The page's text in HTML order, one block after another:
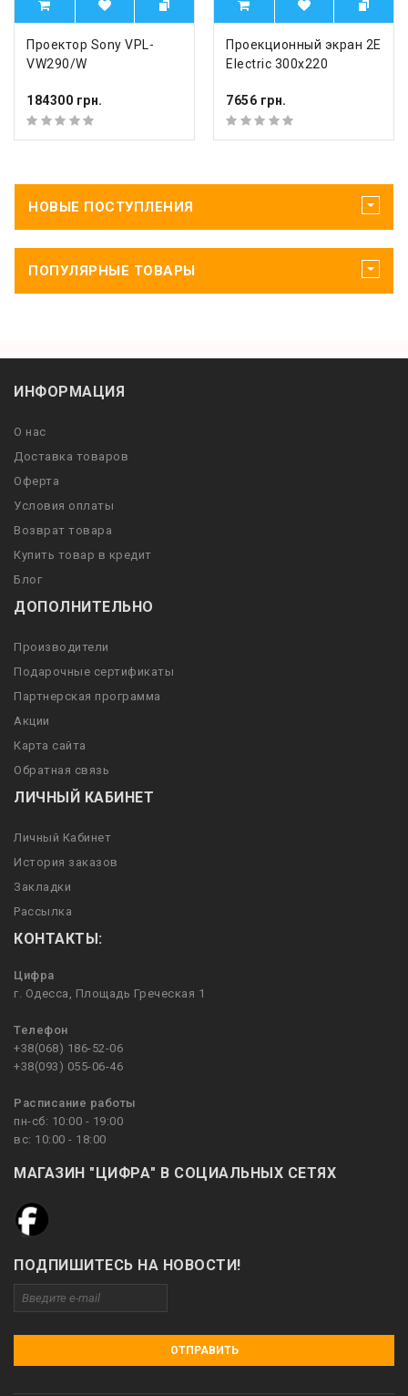
Проектор Sony VPL-
VW290/W
184300 грн.
Проекционный экран 2E
Electric 300x220
7656 грн.
НОВЫЕ ПОСТУПЛЕНИЯ
ПОПУЛЯРНЫЕ ТОВАРЫ
ИНФОРМАЦИЯ
О нас
Доставка товаров
Оферта
Условия оплаты
Возврат товара
Купить товар в кредит
Блог
ДОПОЛНИТЕЛЬНО
Производители
Подарочные сертификаты
Партнерская программа
Акции
Карта сайта
Обратная связь
ЛИЧНЫЙ КАБИНЕТ
Личный Кабинет
История заказов
Закладки
Рассылка
КОНТАКТЫ:
Цифра
г. Одесса, Площадь Греческая 1
Телефон
+38(068) 186-52-06
+38(093) 055-06-46
Расписание работы
пн-сб: 10:00 - 19:00
вс: 10:00 - 18:00
МАГАЗИН "ЦИФРА" В СОЦИАЛЬНЫХ СЕТЯХ
ПОДПИШИТЕСЬ НА НОВОСТИ!
ОТПРАВИТЬ